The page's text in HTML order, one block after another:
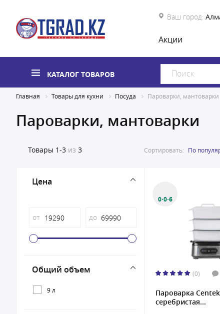
Ваш город:
Акции
КАТАЛОГ ТОВАРОВ
Главная Товары для кухни Посуда Пароварки, мантоварки
Пароварки, мантоварки
Товары 1-3 из 3 Сортировать: По
Цена
от до
Общий объем
9 л
0·0·6
(0)
Пароварка
серебристая...